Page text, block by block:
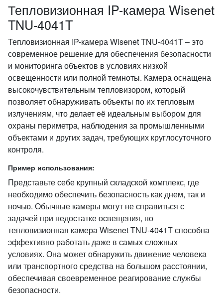
Тепловизионная IP-камера Wisenet
TNU-4041T
Тепловизионная IP-камера Wisenet TNU-4041T – это
современное решение для обеспечения безопасности
и мониторинга объектов в условиях низкой
освещенности или полной темноты. Камера оснащена
высокочувствительным тепловизором, который
позволяет обнаруживать объекты по их тепловым
излучениям, что делает её идеальным выбором для
охраны периметра, наблюдения за промышленными
объектами и других задач, требующих круглосуточного
контроля.
Пример использования:
Представьте себе крупный складской комплекс, где
необходимо обеспечить безопасность как днем, так и
ночью. Обычные камеры могут не справиться с
задачей при недостатке освещения, но
тепловизионная камера Wisenet TNU-4041T способна
эффективно работать даже в самых сложных
условиях. Она может обнаружить движение человека
или транспортного средства на большом расстоянии,
обеспечивая своевременное реагирование службы
безопасности.